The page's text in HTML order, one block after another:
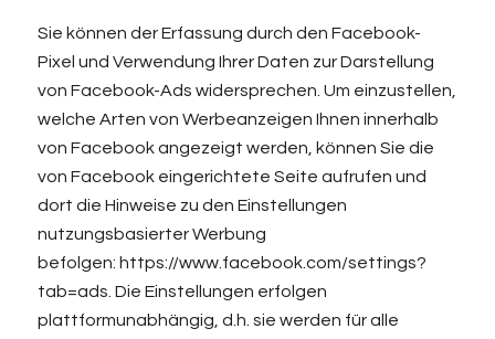
Sie können der Erfassung durch den Facebook-
Pixel und Verwendung Ihrer Daten zur Darstellung
von Facebook-Ads widersprechen. Um einzustellen,
welche Arten von Werbeanzeigen Ihnen innerhalb
von Facebook angezeigt werden, können Sie die
von Facebook eingerichtete Seite aufrufen und
dort die Hinweise zu den Einstellungen
nutzungsbasierter Werbung
befolgen: https://www.facebook.com/settings?
tab=ads . Die Einstellungen erfolgen
plattformunabhängig, d.h. sie werden für alle